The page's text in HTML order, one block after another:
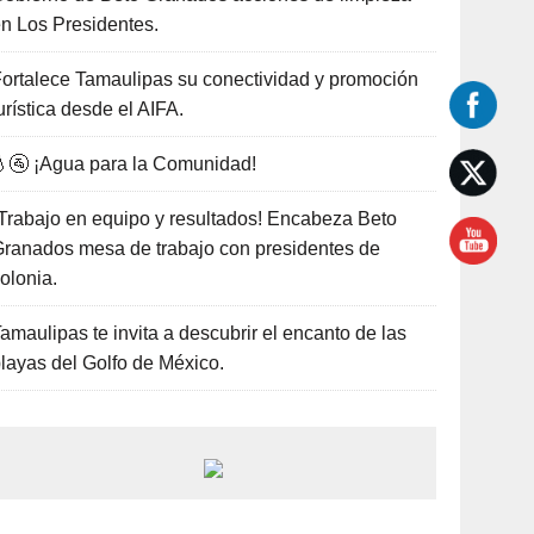
Los Presidentes.
Tamaulipas su conectividad y promoción
desde el AIFA.
¡Agua para la Comunidad!
en equipo y resultados! Encabeza Beto
mesa de trabajo con presidentes de
te invita a descubrir el encanto de las
del Golfo de México.